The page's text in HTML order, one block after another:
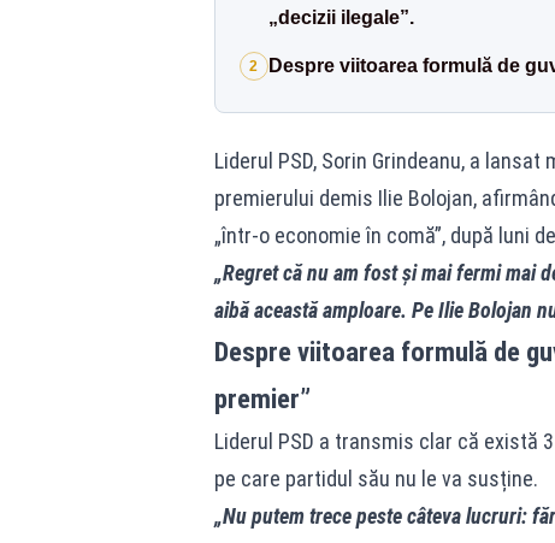
„decizii ilegale”.
2 Despre viitoarea formulă de
Liderul PSD, Sorin Grindeanu, a
premierului demis Ilie Bolojan,
„într-o economie în comă”, după luni
„Regret că nu am fost și mai fermi mai
aibă această amploare. Pe Ilie Bolojan
Despre viitoarea formulă de
premier”
Liderul PSD a transmis clar că există
pe care partidul său nu le va susține.
„Nu putem trece peste câteva lucruri: